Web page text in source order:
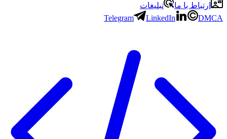
ارتباط با ما
تبلیغات
Telegram
LinkedIn DMCA